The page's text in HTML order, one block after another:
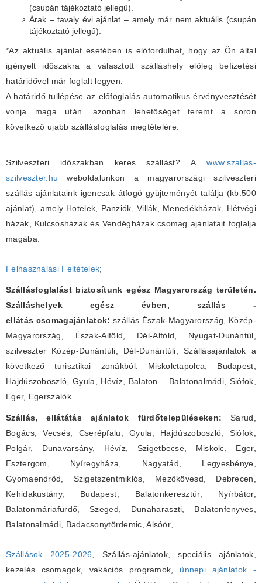
(csupán tájékoztató jellegű).
Árak – tavaly évi ajánlat – amely már nem aktuális (csupán
tájékoztató jellegű).
*Az aktuális ajánlat esetében is elöfordulhat, hogy az Ön által
igényelt időszakra a választott szálláshely előleg befizetési
határidővel már foglalt legyen.
A határidő tullépése az előfoglalás automatikus érvényvesztését
vonja maga után. azonban lehetőséget teremt a soron
következő ujabb szállásfoglalás megtételére.
Szilveszteri időszakban keres szállást? Awww.szallas-
szilveszter.hu weboldalunkon a magyarországi szilveszteri
szállás ajánlataink igencsak átfogó gyüjteményét találja (kb.500
ajánlat), amely Hotelek, Panziók, Villák, Menedékházak, Hétvégi
házak, Kulcsosházak és Vendégházak csomag ajánlatait foglalja
magába.
Felhasználási Feltételek;
Szállásfoglalást biztosítunk egész Magyarország területén.
Szálláshelyek egész évben, szállás -
ellátás csomagajánlatok: szállás Észak-Magyarország, Közép-
Magyarország, Észak-Alföld, Dél-Alföld, Nyugat-Dunántúl,
szilveszter Közép-Dunántúli, Dél-Dunántúli, Szállásajánlatok a
következő turisztikai zonákból: Miskolctapolca, Budapest,
Hajdúszoboszló, Gyula, Hévíz, Balaton – Balatonalmádi, Siófok,
Eger, Egerszalók
Szállás, ellátátás ajánlatok fürdőtelepüléseken:Sarud,
Bogács, Vecsés, Cserépfalu, Gyula, Hajdúszoboszló, Siófok,
Polgár, Dunavarsány, Hévíz, Szigetbecse, Miskolc, Eger,
Esztergom, Nyíregyháza, Nagyatád, Legyesbénye,
Gyomaendrőd, Szigetszentmiklós, Mezőkövesd, Debrecen,
Kehidakustány, Budapest, Balatonkeresztúr, Nyírbátor,
Balatonmáriafürdő, Szeged, Dunaharaszti, Balatonfenyves,
Balatonalmádi, Badacsonytördemic, Alsóör
Szállások 2025-2026 , Szállás-ajánlatok, speciális ajánlatok,
kezelés csomagok, vakációs programok, ünnepi ajánlatok -